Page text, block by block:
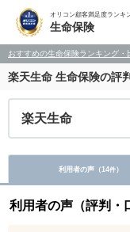
オリコン顧客満足度ランキ
生命保険
おすすめの生命保険ランキング・
楽天生命 生命保険の評
楽天生命
利用者の声（14件）
利用者の声（評判・